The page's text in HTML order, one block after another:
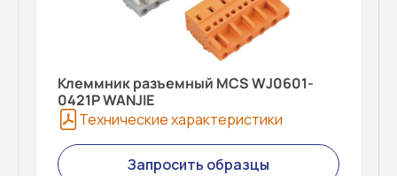
Клеммник разъемный MCS WJ0601-
0421P WANJIE
Технические характеристики
Запросить образцы